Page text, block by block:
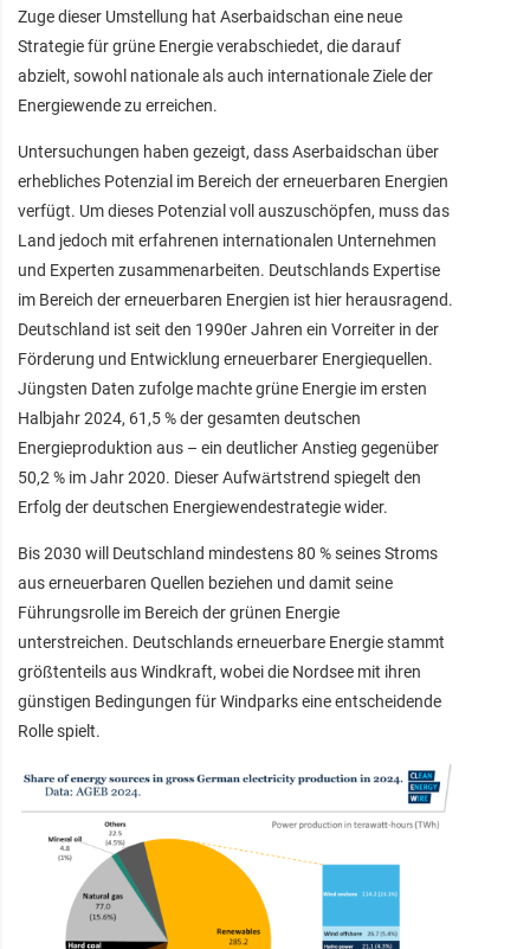
Zuge dieser Umstellung hat Aserbaidschan eine neue
Strategie für grüne Energie verabschiedet, die darauf
abzielt, sowohl nationale als auch internationale Ziele der
Energiewende zu erreichen.
Untersuchungen haben gezeigt, dass Aserbaidschan über
erhebliches Potenzial im Bereich der erneuerbaren Energien
verfügt. Um dieses Potenzial voll auszuschöpfen, muss das
Land jedoch mit erfahrenen internationalen Unternehmen
und Experten zusammenarbeiten. Deutschlands Expertise
im Bereich der erneuerbaren Energien ist hier herausragend.
Deutschland ist seit den 1990er Jahren ein Vorreiter in der
Förderung und Entwicklung erneuerbarer Energiequellen.
Jüngsten Daten zufolge machte grüne Energie im ersten
Halbjahr 2024, 61,5 % der gesamten deutschen
Energieproduktion aus – ein deutlicher Anstieg gegenüber
50,2 % im Jahr 2020. Dieser Aufwärtstrend spiegelt den
Erfolg der deutschen Energiewendestrategie wider.
Bis 2030 will Deutschland mindestens 80 % seines Stroms
aus erneuerbaren Quellen beziehen und damit seine
Führungsrolle im Bereich der grünen Energie
unterstreichen. Deutschlands erneuerbare Energie stammt
größtenteils aus Windkraft, wobei die Nordsee mit ihren
günstigen Bedingungen für Windparks eine entscheidende
Rolle spielt.